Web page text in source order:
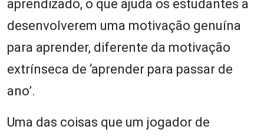
aprendizado, o que ajuda os estudantes a
desenvolverem uma motivação genuína
para aprender, diferente da motivação
extrínseca de ‘aprender para passar de
ano’.
Uma das coisas que um jogador de